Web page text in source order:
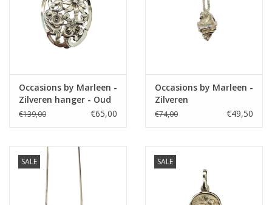
Occasions by Marleen -
Zilveren hanger - Oud
Hollands -
€139,00 €65,00
Occasions by Marleen -
Zilveren
handgemaakte hanger
€74,00 €49,50
SALE SALE